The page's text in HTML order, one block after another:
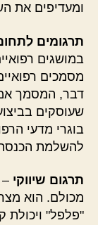
ומעדיפים את
תרגומים
במושגים
מסמכים
דבר, המסמך
שעוסקים
בוגרי מדעי
להשלמת
תרגום שיווקי –
מכולם. הוא
"פלפל" ויכולת